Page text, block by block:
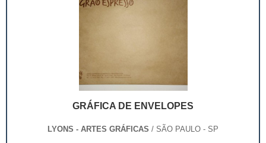
GRÁFICA DE ENVELOPES
LYONS - ARTES GRÁFICAS / SÃO PAULO - SP